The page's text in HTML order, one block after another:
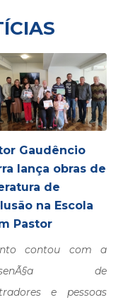
Gaudêncio
lança obras de
de
na Escola
Pastor
contou com a
de
e pessoas